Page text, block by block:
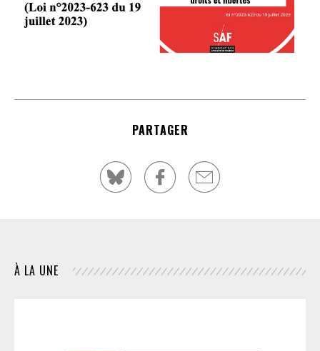
PARTAGER
À LA UNE